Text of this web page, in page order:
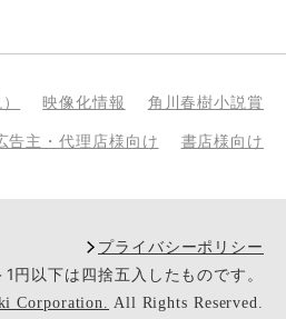
映像化情報 角川春樹小説賞
告主・代理店様向け 書店様向け
プライバシーポリシー
以下は四捨五入したものです。
Corporation. All Rights Reserved.